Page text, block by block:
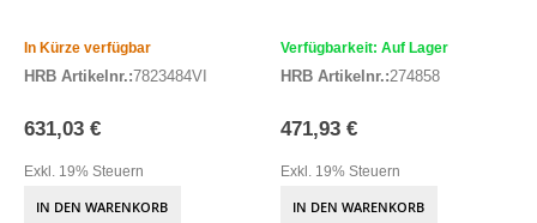
In Kürze verfügbar
HRB Artikelnr.:7823484VI
631,03 €
Exkl. 19% Steuern
IN DEN WARENKORB
Verfügbarkeit: Auf Lager
HRB Artikelnr.:274858
471,93 €
Exkl. 19% Steuern
IN DEN WARENKORB